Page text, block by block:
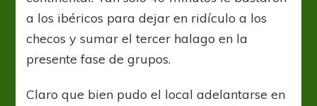
a los ibéricos para dejar en ridículo a los
checos y sumar el tercer halago en la
presente fase de grupos.
Claro que bien pudo el local adelantarse en